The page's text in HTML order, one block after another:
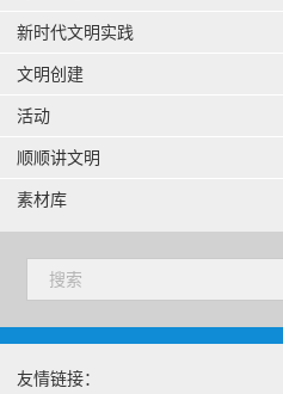
新时代文明实践
文明创建
活动
顺顺讲文明
素材库
友情链接：